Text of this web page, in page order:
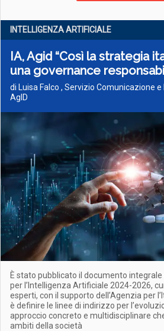
INTELLIGENZA ARTIFICIALE
IA, Agid “Così la strategia
una governance
di Luisa Falco , Servizio Comunicazione
AgID
È stato pubblicato il documento
per l’Intelligenza Artificiale 2024-2026,
esperti, con il supporto dell’Agenzia per
è definire le linee di indirizzo per
approccio concreto e multidisciplinare
ambiti della società